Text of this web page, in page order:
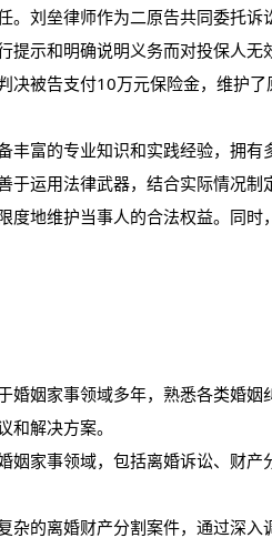
。刘垒律师作为二原告共同委托
提示和明确说明义务而对投保人
决被告支付10万元保险金，维护了
丰富的专业知识和实践经验，拥
于运用法律武器，结合实际情况
度地维护当事人的合法权益。同
婚姻家事领域多年，熟悉各类婚
和解决方案。
姻家事领域，包括离婚诉讼、财
杂的离婚财产分割案件，通过深